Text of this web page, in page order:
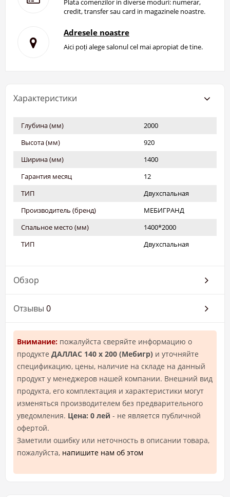
Plata comenzilor in diverse moduri: numerar,
credit, transfer sau card in magazinele noastre.
Adresele noastre
Aici poți alege salonul cel mai apropiat de tine.
Характеристики
Глубина (мм)
2000
Высота (мм)
920
Ширина (мм)
1400
Гарантия месяц
12
ТИП
Двухспальная
Производитель (бренд)
МЕБИГРАНД
Спальное место (мм)
1400*2000
ТИП
Двухспальная
Обзор
Отзывы 0
Внимание: пожалуйста сверяйте информацию о
продукте ДАЛЛАС 140 х 200 (Mебигр) и уточняйте
спецификацию, цены, наличие на складе на данный
продукт у менеджеров нашей компании. Внешний вид
продукта, его комплектация и характеристики могут
изменяться производителем без предварительного
уведомления. Цена: 0 лей - не является публичной
офертой.
Заметили ошибку или неточность в описании товара,
пожалуйста, напишите нам об этом